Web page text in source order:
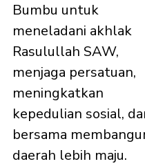
Bumbu untuk
meneladani akhlak
Rasulullah SAW,
menjaga persatuan,
meningkatkan
kepedulian sosial,
bersama
daerah lebih maju.